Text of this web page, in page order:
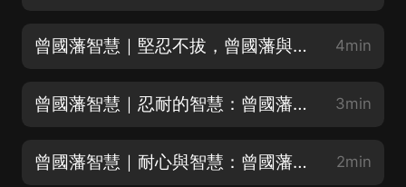
曾國藩智慧｜堅忍不拔，曾國藩與左宗棠的友誼 4min
曾國藩智慧｜忍耐的智慧：曾國藩的奇恥大辱 3min
曾國藩智慧｜耐心與智慧：曾國藩的人生哲學 2min